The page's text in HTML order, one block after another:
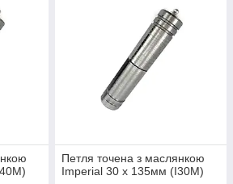
Петля точена з маслянкою
Imperial 30 x 135мм (I30M)